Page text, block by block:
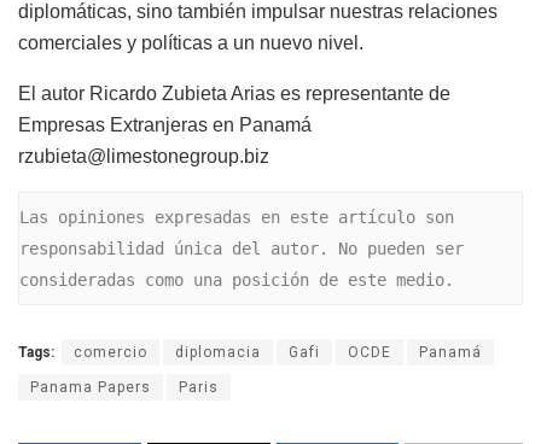
diplomáticas, sino también impulsar nuestras relaciones
comerciales y políticas a un nuevo nivel.
El autor Ricardo Zubieta Arias es representante de
Empresas Extranjeras en Panamá
rzubieta@limestonegroup.biz
Las opiniones expresadas en este artículo son
responsabilidad única del autor. No pueden ser
consideradas como una posición de este medio.
Tags: comercio diplomacia Gafi OCDE Panamá
Panama Papers Paris